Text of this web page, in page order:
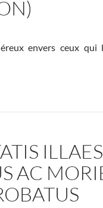
envers ceux qui
AC